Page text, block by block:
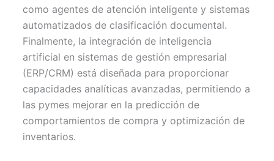
como agentes de atención inteligente y sistemas
automatizados de clasificación documental.
Finalmente, la integración de inteligencia
artificial en sistemas de gestión empresarial
(ERP/CRM) está diseñada para proporcionar
capacidades analíticas avanzadas, permitiendo a
las pymes mejorar en la predicción de
comportamientos de compra y optimización de
inventarios.